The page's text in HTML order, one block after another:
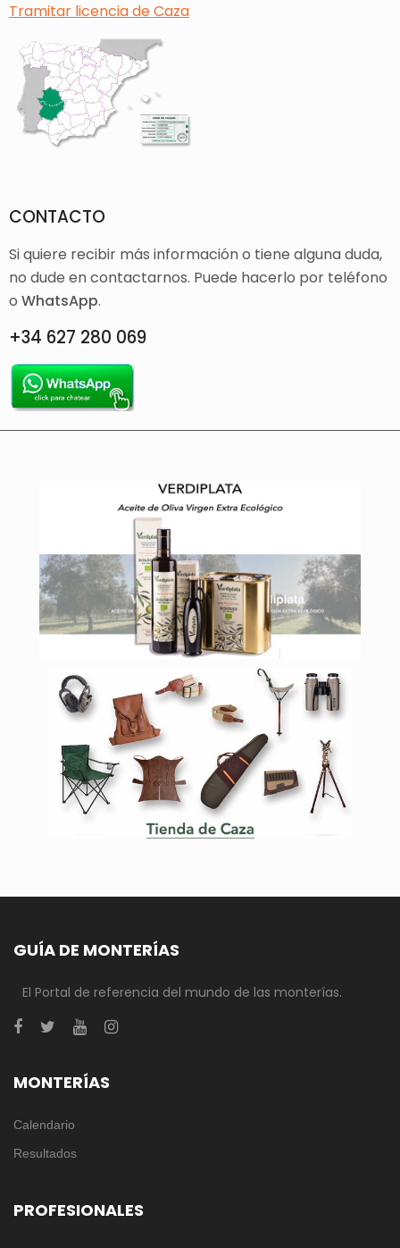
Tramitar licencia de Caza
CONTACTO
Si quiere recibir más información o tiene alguna duda,
no dude en contactarnos. Puede hacerlo por teléfono
o WhatsApp.
+34 627 280 069
GUÍA DE MONTERÍAS
El Portal de referencia del mundo de las monterías.
MONTERÍAS
Calendario
Resultados
PROFESIONALES